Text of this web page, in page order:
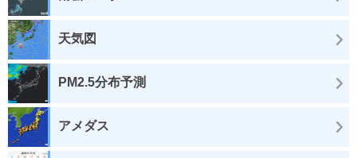
天気図
PM2.5分布予測
アメダス